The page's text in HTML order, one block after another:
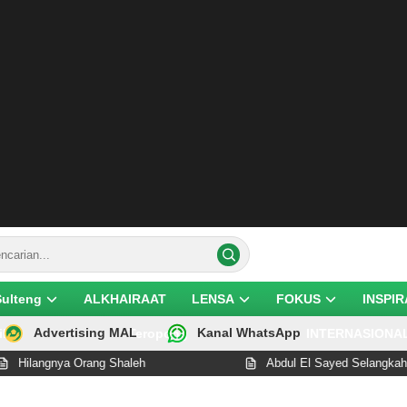
ALKHAIRAAT LENSA FOKUS
Teropong
Advertising MAL Kanal WhatsApp
Orang Shaleh Abdul El Sayed Selangkah Lagi